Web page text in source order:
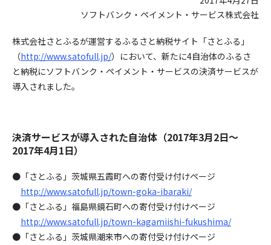
ソフトバンク・ペイメント・サービス株式会社
株式会社さとふるが運営するふるさと納税サイト「さとふる」
（http://www.satofull.jp/）において、新たに4自治体のふるさ
と納税にソフトバンク・ペイメント・サービスの決済サービスが
導入されました。
決済サービスが導入された自治体（2017年3月2日～
2017年4月1日）
●「さとふる」茨城県五霞町への寄付受け付けページ
http://www.satofull.jp/town-goka-ibaraki/
●「さとふる」福島県鏡石町への寄付受け付けページ
http://www.satofull.jp/town-kagamiishi-fukushima/
●「さとふる」茨城県潮来市への寄付受け付けページ